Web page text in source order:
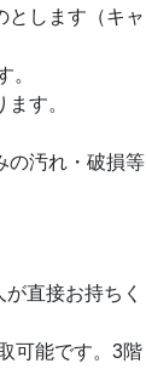
とします（キャ
。
ます。
の汚れ・破損等
直接お持ちく
可能です。3階